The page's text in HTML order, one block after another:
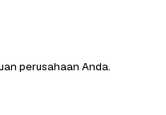
perusahaan Anda.